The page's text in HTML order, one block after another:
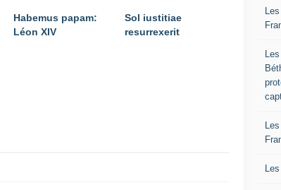
Habemus papam:
Léon XIV
Sol iustitiae
resurrexerit